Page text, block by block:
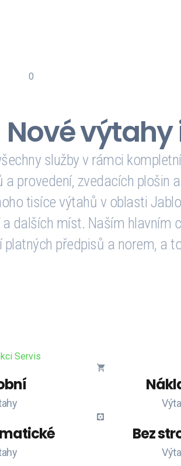
0
Nové
služby v rámci
a provedení, zvedacích plošin
tisíce výtahů v oblasti
a dalších míst. Naším hlavním
platných předpisů a norem, a
Servis
Bez